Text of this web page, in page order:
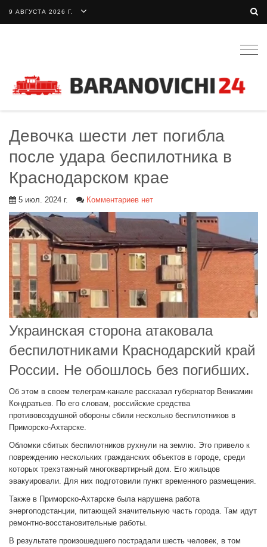
9 АВГУСТА 2026 Г.
Девочка шести лет погибла
после удара беспилотника в
Краснодарском крае
5 июл. 2024 г. Комментариев нет
Украинская сторона атаковала
беспилотниками Краснодарский край
России. Не обошлось без погибших.
Об этом в своем телеграм-канале рассказал губернатор Вениамин
Кондратьев. По его словам, российские средства
противовоздушной обороны сбили несколько беспилотников в
Приморско-Ахтарске.
Обломки сбитых беспилотников рухнули на землю. Это привело к
повреждению нескольких гражданских объектов в городе, среди
которых трехэтажный многоквартирный дом. Его жильцов
эвакуировали. Для них подготовили пункт временного размещения.
Также в Приморско-Ахтарске была нарушена работа
энергоподстанции, питающей значительную часть города. Там идут
ремонтно-восстановительные работы.
В результате произошедшего пострадали шесть человек, в том